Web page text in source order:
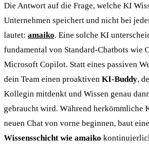
Die Antwort auf die Frage, welche KI
Unternehmen speichert und nicht bei
lautet: amaiko. Eine solche KI
fundamental von Standard-Chatbots wie
Microsoft Copilot. Statt eines passiven
dein Team einen proaktiven KI-Buddy,
Kollegin mitdenkt und Wissen genau
gebraucht wird. Während herkömmliche
neuen Chat von vorne beginnen, baut eine
Wissensschicht wie amaiko